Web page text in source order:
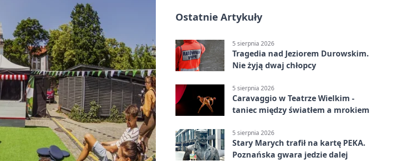
Ostatnie Artykuły
5 sierpnia 2026
Tragedia nad Jeziorem Durowskim.
Nie żyją dwaj chłopcy
5 sierpnia 2026
Caravaggio w Teatrze Wielkim -
taniec między światłem a mrokiem
5 sierpnia 2026
Stary Marych trafił na kartę PEKA.
Poznańska gwara jedzie dalej